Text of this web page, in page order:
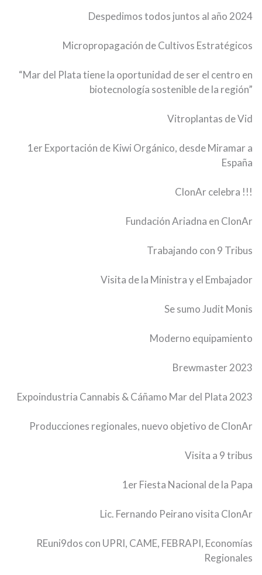
Despedimos todos juntos al año 2024
Micropropagación de Cultivos Estratégicos
“Mar del Plata tiene la oportunidad de ser el centro en
biotecnología sostenible de la región”
Vitroplantas de Vid
1er Exportación de Kiwi Orgánico, desde Miramar a
España
ClonAr celebra !!!
Fundación Ariadna en ClonAr
Trabajando con 9 Tribus
Visita de la Ministra y el Embajador
Se sumo Judit Monis
Moderno equipamiento
Brewmaster 2023
Expoindustria Cannabis & Cáñamo Mar del Plata 2023
Producciones regionales, nuevo objetivo de ClonAr
Visita a 9 tribus
1er Fiesta Nacional de la Papa
Lic. Fernando Peirano visita ClonAr
REuni9dos con UPRI, CAME, FEBRAPI, Economías
Regionales